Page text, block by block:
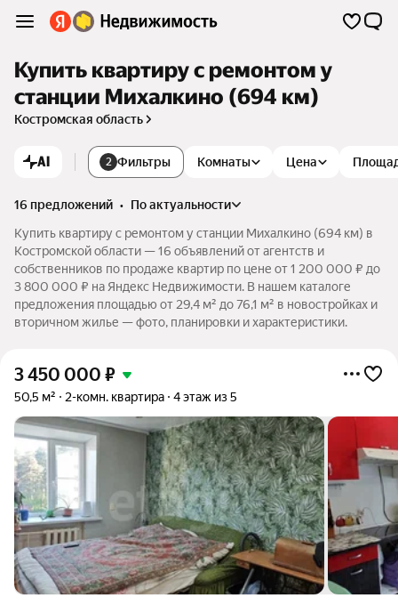
Купить квартиру с ремонтом у
станции Михалкино (694 км)
Костромская область
AI 2 Фильтры Комнаты Цена
16 предложений •
по актуальности
Купить квартиру с ремонтом у станции Михалкино (694 км) в
Костромской области — 16 объявлений от агентств и
собственников по продаже квартир по цене от 1 200 000 ₽ до
3 800 000 ₽ на Яндекс Недвижимости. В нашем каталоге
предложения площадью от 29,4 м² до 76,1 м² в новостройках и
вторичном жилье — фото, планировки и характеристики.
3 450 000 ₽
50,5 м² 2-комн. квартира 4 этаж из 5